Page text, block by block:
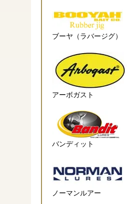
ブーヤ（ラバージグ）
アーボガスト
バンディット
ノーマンルアー